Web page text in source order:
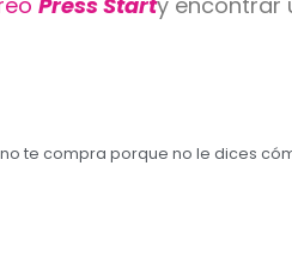
te compra porque no le dices